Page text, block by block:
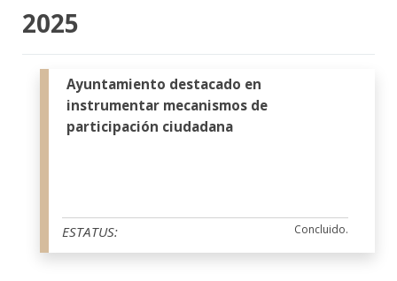
2025
Ayuntamiento destacado en
instrumentar mecanismos de
participación ciudadana
ESTATUS: Concluido.